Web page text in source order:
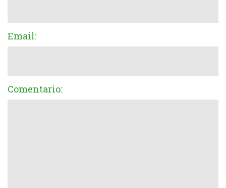
Email:
Comentario: